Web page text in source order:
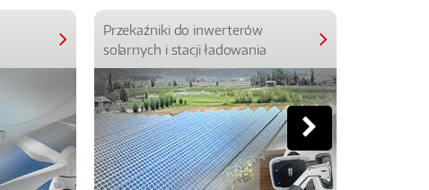
Przekaźniki do inwerterów
solarnych i stacji ładowania